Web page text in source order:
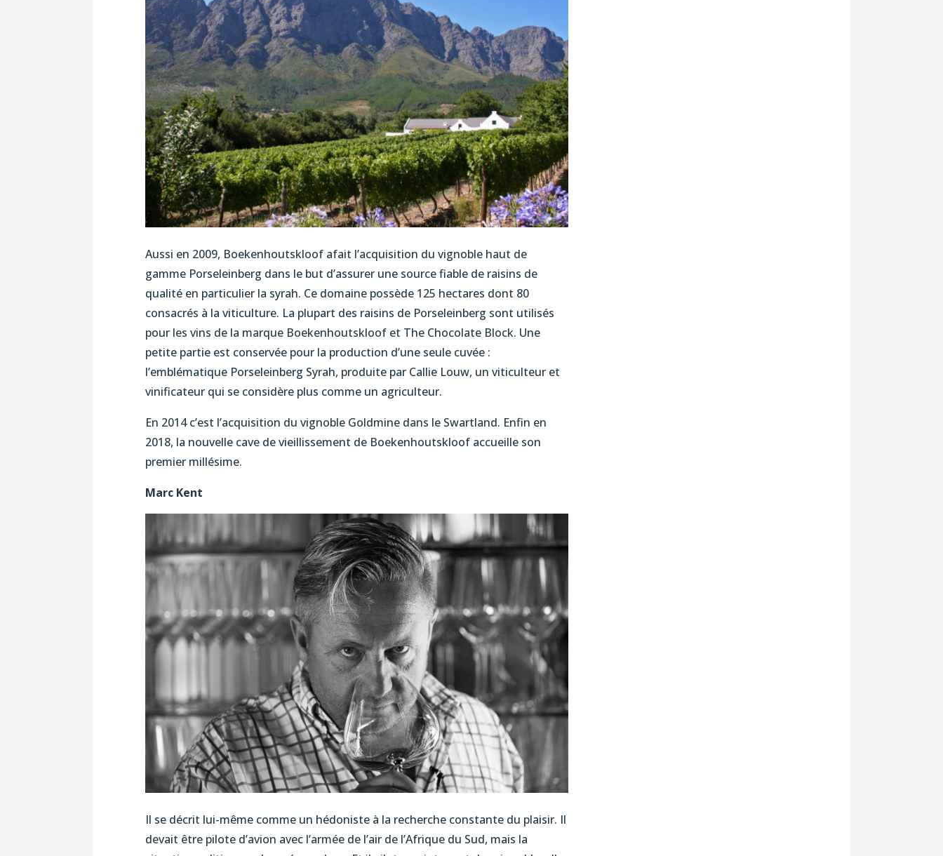
Aussi en 2009, Boekenhoutskloof afait l’acquisition du vignoble haut de
gamme Porseleinberg dans le but d’assurer une source fiable de raisins de
qualité en particulier la syrah. Ce domaine possède 125 hectares dont 80
consacrés à la viticulture. La plupart des raisins de Porseleinberg sont utilisés
pour les vins de la marque Boekenhoutskloof et The Chocolate Block. Une
petite partie est conservée pour la production d’une seule cuvée :
l’emblématique Porseleinberg Syrah, produite par Callie Louw, un viticulteur et
vinificateur qui se considère plus comme un agriculteur.
En 2014 c’est l’acquisition du vignoble Goldmine dans le Swartland. Enfin en
2018, la nouvelle cave de vieillissement de Boekenhoutskloof accueille son
premier millésime.
Marc Kent
Il se décrit lui-même comme un hédoniste à la recherche constante du plaisir. Il
devait être pilote d’avion avec l’armée de l’air de l’Afrique du Sud, mais la